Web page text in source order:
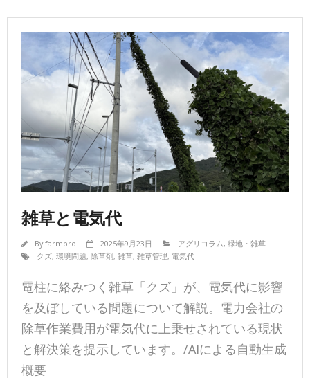
雑草と電気代
Byfarmpro 2025年9月23日 アグリコラム, 緑地・雑草
クズ, 環境問題, 除草剤, 雑草, 雑草管理, 電気代
電柱に絡みつく雑草「クズ」が、電気代に影響
を及ぼしている問題について解説。電力会社の
除草作業費用が電気代に上乗せされている現状
と解決策を提示しています。/AIによる自動生成
概要